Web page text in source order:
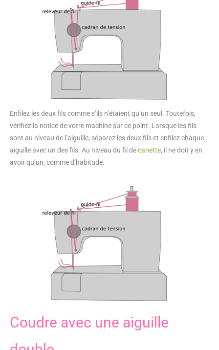
Enfilez les deux fils comme s’ils n’étaient qu’un seul. Toutefois,
vérifiez la notice de votre machine sur ce point. Lorsque les fils
sont au niveau de l’aiguille, séparez les deux fils et enfilez chaque
aiguille avec un des fils. Au niveau du fil decanette, il ne doit y en
avoir qu’un, comme d’habitude.
Coudre avec une aiguille